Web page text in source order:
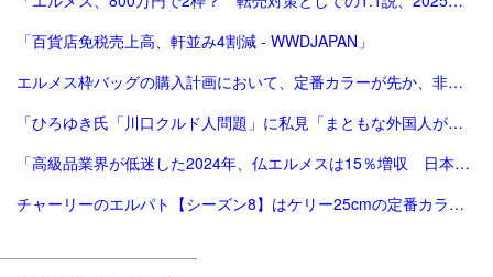
「百貨店免税売上高、軒並み4割減 - WWDJAPAN」
エルメス枠バッグの購入計画において、定番カラーが先か、非定番カラーが先か。
「ひろゆき氏「川口クルド人問題」に私見「まともな外国人が損するので不法就労には厳しくすべき」 - 芸能 : 日刊スポーツ」
「高級品業界が低迷した2024年、仏エルメスは15％増収 日本が成長をけん引 | Forbes」
チャーリーのエルパト【シーズン8】はケリー25cmの定番カラーで終了。